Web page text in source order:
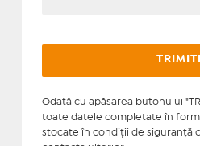
Odată cu apăsarea butonului
toate datele completate în
stocate în condiţii de siguranţă